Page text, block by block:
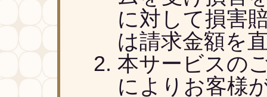
に対して損害
は請求金額を
本サービスの
によりお客様